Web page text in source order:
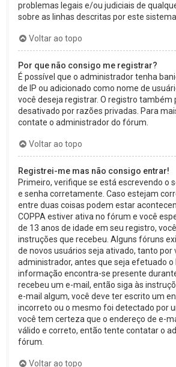
problemas legais e/ou judiciais de
sobre as linhas descritas por este sistema.
Voltar ao topo
Por que não consigo me registrar?
É possível que o administrador tenha
de IP ou adicionado como nome de
você deseja registrar. O registro também
desativado por razões privadas. Para
contate o administrador do fórum.
Voltar ao topo
Registrei-me mas não consigo entrar!
Primeiro, verifique se está escrevendo o
e senha corretamente. Caso estejam
entre duas coisas podem estar
COPPA estiver ativa no fórum e você
de 13 anos de idade em seu registro,
instruções que recebeu. Alguns fóruns
de novos usuários seja ativado, tanto por
administrador, antes que seja efetuado o
informação encontra-se presente
recebeu um e-mail, então siga às
e-mail algum, você deve ter escrito um
incorreto ou o mesmo foi detectado por
você tem certeza que o endereço de e-
válido e correto, então tente contatar o
fórum.
Voltar ao topo